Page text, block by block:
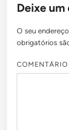
Deixe
O seu
obrigatórios
COMENTÁRIO